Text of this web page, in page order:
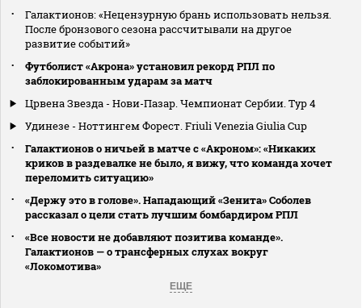
Галактионов: «Нецензурную брань использовать нельзя.
После бронзового сезона рассчитывали на другое
развитие событий»
Футболист «Акрона» установил рекорд РПЛ по
заблокированным ударам за матч
Црвена Звезда - Нови-Пазар. Чемпионат Сербии. Тур 4
Удинезе - Ноттингем Форест. Friuli Venezia Giulia Cup
Галактионов о ничьей в матче с «Акроном»: «Никаких
криков в раздевалке не было, я вижу, что команда хочет
переломить ситуацию»
«Держу это в голове». Нападающий «Зенита» Соболев
рассказал о цели стать лучшим бомбардиром РПЛ
«Все новости не добавляют позитива команде».
Галактионов — о трансферных слухах вокруг
«Локомотива»
ЕЩЕ